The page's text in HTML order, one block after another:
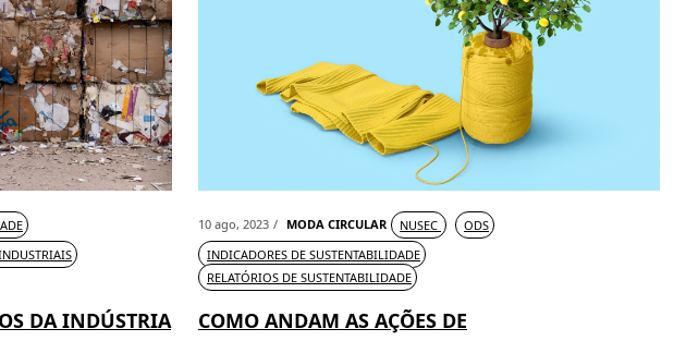
DA INDÚSTRIA
10 ago, 2023 MODA CIRCULAR NUSEC
ODS
INDICADORES DE SUSTENTABILIDADE
RELATÓRIOS DE SUSTENTABILIDADE
COMO ANDAM AS AÇÕES DE